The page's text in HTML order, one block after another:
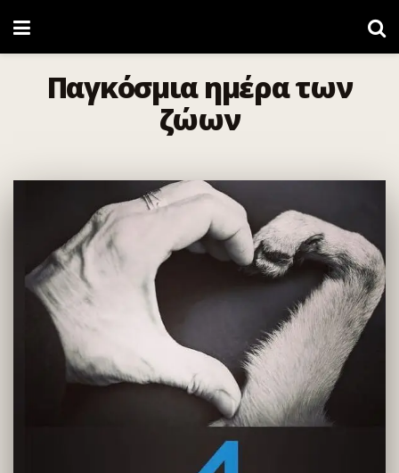
Παγκόσμια ημέρα των
ζώων